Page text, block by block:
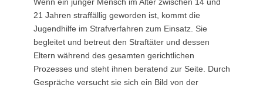
21 Jahren straffällig geworden ist, kommt die
Jugendhilfe im Strafverfahren zum Einsatz. Sie
begleitet und betreut den Straftäter und dessen
Eltern während des gesamten gerichtlichen
Prozesses und steht ihnen beratend zur Seite. Durch
Gespräche versucht sie sich ein Bild von der